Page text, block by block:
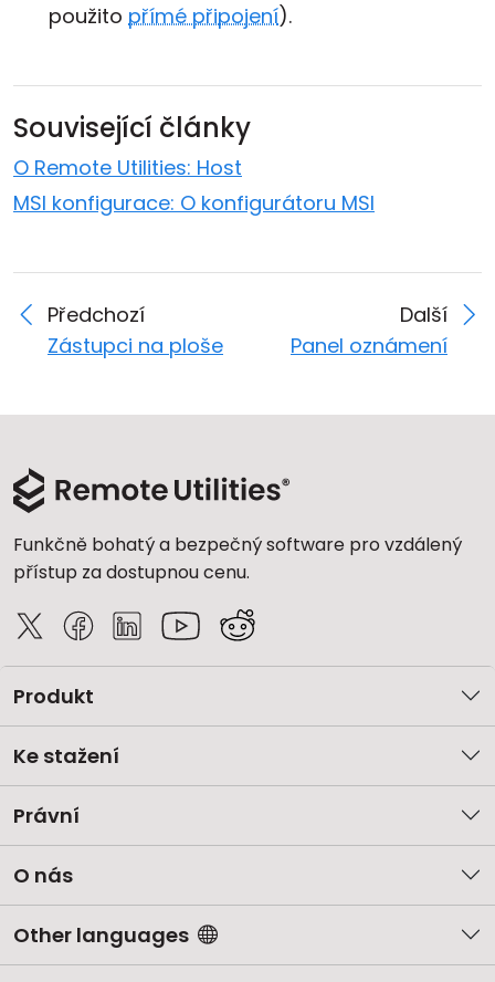
použito přímé připojení).
Související články
O Remote Utilities: Host
MSI konfigurace: O konfigurátoru MSI
Předchozí
Zástupci na ploše
Další
Panel oznámení
Funkčně bohatý a bezpečný software pro vzdálený
přístup za dostupnou cenu.
Produkt
Ke stažení
Právní
O nás
Other languages